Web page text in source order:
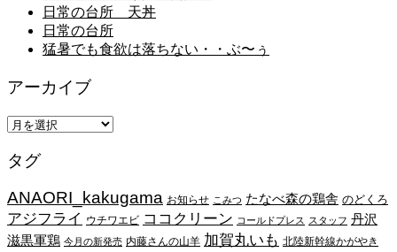
日常の台所 天丼
日常の台所
猛暑でも食欲は落ちない・・ぶ〜ぅ
アーカイブ
ア
カ
ブ
タグ
ANAORI_kakugama お知らせ こみつ たなべ森の鶏舎 のどくろ
アジフライ ウチワエビ ココクリーン コールドプレス スタッフ 丹沢
滋黒軍鶏 今月の新発売 内藤さんの山羊 加賀丸いも 北陸新幹線かがやき